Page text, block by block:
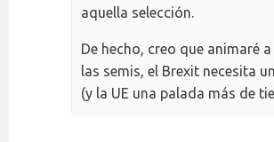
aquella selección.
De hecho, creo que animaré
las semis, el Brexit necesita
(y la UE una palada más de